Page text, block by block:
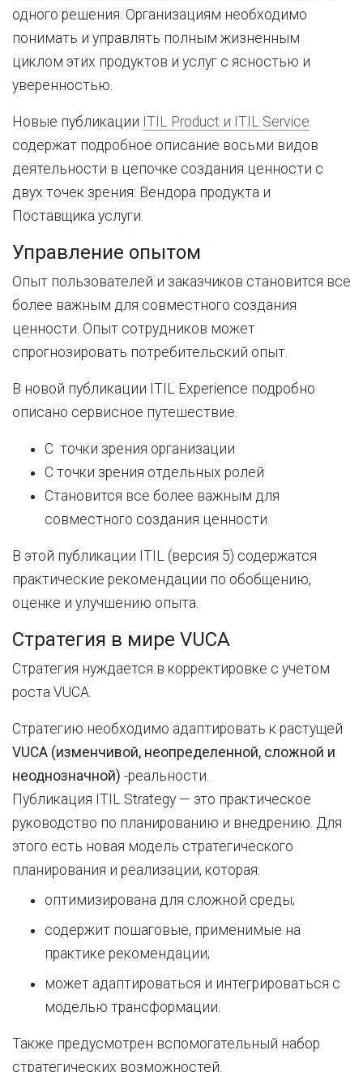
одного решения. Организациям необходимо
понимать и управлять полным жизненным
циклом этих продуктов и услуг с ясностью и
уверенностью.
Новые публикации ITIL Product и ITIL Service
содержат подробное описание восьми видов
деятельности в цепочке создания ценности с
двух точек зрения: Вендора продукта и
Поставщика услуги
Управление опытом
Опыт пользователей и заказчиков становится все
более важным для совместного создания
ценности . Опыт сотрудников может
спрогнозировать потребительский опыт.
В новой публикации ITIL Experience подробно
описано сервисное путешествие.
С точки зрения организации
С точки зрения отдельных ролей
Становится все более важным для
совместного создания ценности
В этой публикации ITIL (версия 5) содержатся
практические рекомендации по обобщению,
оценке и улучшению опыта
Стратегия в мире VUCA
Стратегия нуждается в корректировке с учетом
роста VUCA.
Стратегию необходимо адаптировать к растущей
VUCA (изменчивой, неопределенной, сложной и
неоднозначной) -реальности.
Публикация ITIL Strategy — это практическое
руководство по планированию и внедрению. Для
этого есть новая модель стратегического
планирования и реализации, которая:
оптимизирована для сложной среды;
содержит пошаговые, применимые на
практике рекомендации;
может адаптироваться и интегрироваться с
моделью трансформации.
Также предусмотрен вспомогательный набор
стратегических возможностей.